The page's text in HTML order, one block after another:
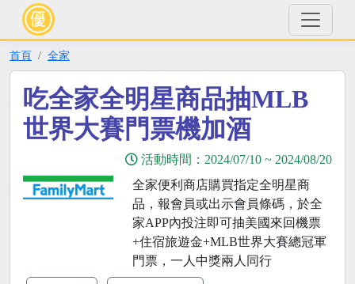
首頁 全家
吃全家全明星商品抽MLB
世界大賽門票機加酒
活動時間： 2024/07/10 ~ 2024/08/20
全家便利商店購買指定全明星商
品，報會員或出示會員條碼，於全
家APP內投注即可抽美國來回機票
+住宿旅遊金+MLB世界大賽總冠軍
門票，一人中獎兩人同行